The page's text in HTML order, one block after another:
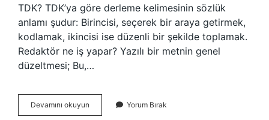
TDK? TDK’ya göre derleme kelimesinin sözlük
anlamı şudur: Birincisi, seçerek bir araya getirmek,
kodlamak, ikincisi ise düzenli bir şekilde toplamak.
Redaktör ne iş yapar? Yazılı bir metnin genel
düzeltmesi; Bu,…
Devamını okuyun Redaktör
Ne
Yorum Bırak